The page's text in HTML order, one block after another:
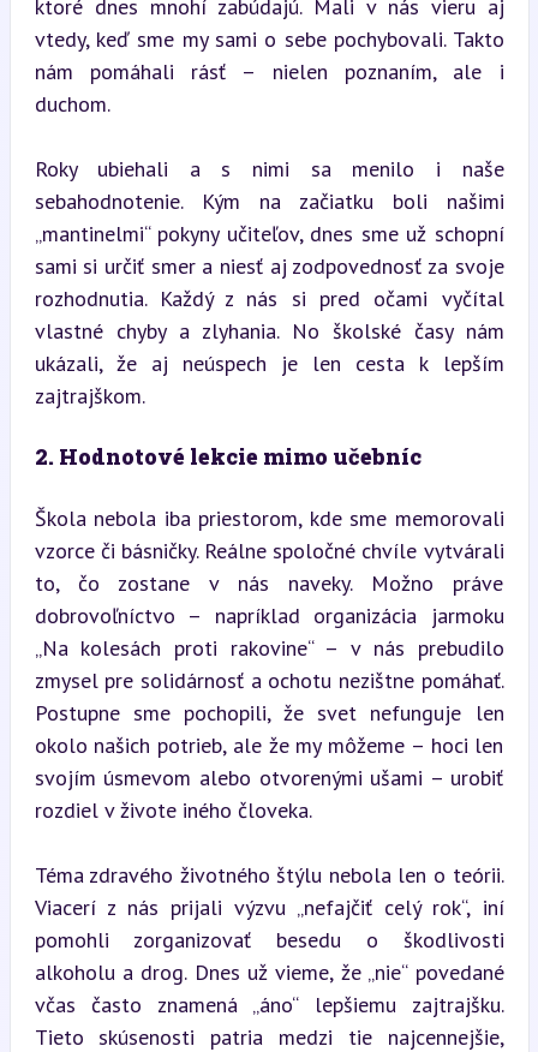
ktoré dnes mnohí zabúdajú. Mali v nás vieru aj
vtedy, keď sme my sami o sebe pochybovali. Takto
nám pomáhali rásť – nielen poznaním, ale i
duchom.
Roky ubiehali a s nimi sa menilo i naše
sebahodnotenie. Kým na začiatku boli našimi
„mantinelmi“ pokyny učiteľov, dnes sme už schopní
sami si určiť smer a niesť aj zodpovednosť za svoje
rozhodnutia. Každý z nás si pred očami vyčítal
vlastné chyby a zlyhania. No školské časy nám
ukázali, že aj neúspech je len cesta k lepším
zajtrajškom.
2. Hodnotové lekcie mimo učebníc
Škola nebola iba priestorom, kde sme memorovali
vzorce či básničky. Reálne spoločné chvíle vytvárali
to, čo zostane v nás naveky. Možno práve
dobrovoľníctvo – napríklad organizácia jarmoku
„Na kolesách proti rakovine“ – v nás prebudilo
zmysel pre solidárnosť a ochotu nezištne pomáhať.
Postupne sme pochopili, že svet nefunguje len
okolo našich potrieb, ale že my môžeme – hoci len
svojím úsmevom alebo otvorenými ušami – urobiť
rozdiel v živote iného človeka.
Téma zdravého životného štýlu nebola len o teórii.
Viacerí z nás prijali výzvu „nefajčiť celý rok“, iní
pomohli zorganizovať besedu o škodlivosti
alkoholu a drog. Dnes už vieme, že „nie“ povedané
včas často znamená „áno“ lepšiemu zajtrajšku.
Tieto skúsenosti patria medzi tie najcennejšie,